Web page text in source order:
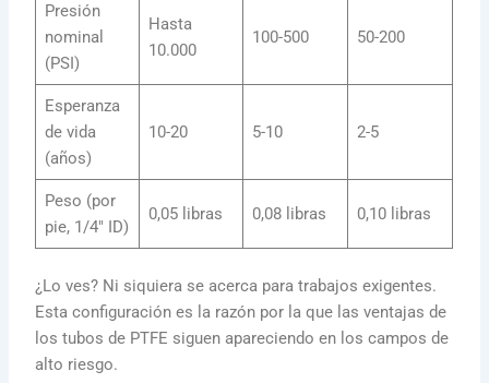
Presión
nominal
(PSI)
Hasta
10.000
100-500 50-200
Esperanza
de vida
(años)
10-20 5-10 2-5
Peso (por
pie, 1/4″ ID)
0,05 libras 0,08 libras 0,10 libras
¿Lo ves? Ni siquiera se acerca para trabajos exigentes.
Esta configuración es la razón por la que las ventajas de
los tubos de PTFE siguen apareciendo en los campos de
alto riesgo.